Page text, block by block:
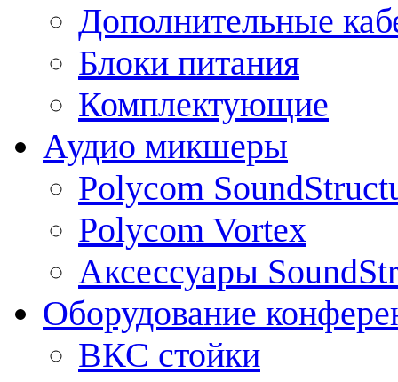
Дополнительные
Блоки питания
Комплектующие
Аудио микшеры
Polycom
Polycom Vortex
Аксессуары
Оборудование
ВКС стойки